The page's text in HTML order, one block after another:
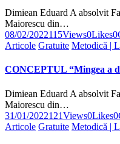
Dimiean Eduard A absolvit
Maiorescu din…
08/02/2022115Views0Likes0
Articole Gratuite Metodică |
CONCEPTUL “Mingea a
Dimiean Eduard A absolvit
Maiorescu din…
31/01/2022121Views0Likes0
Articole Gratuite Metodică |